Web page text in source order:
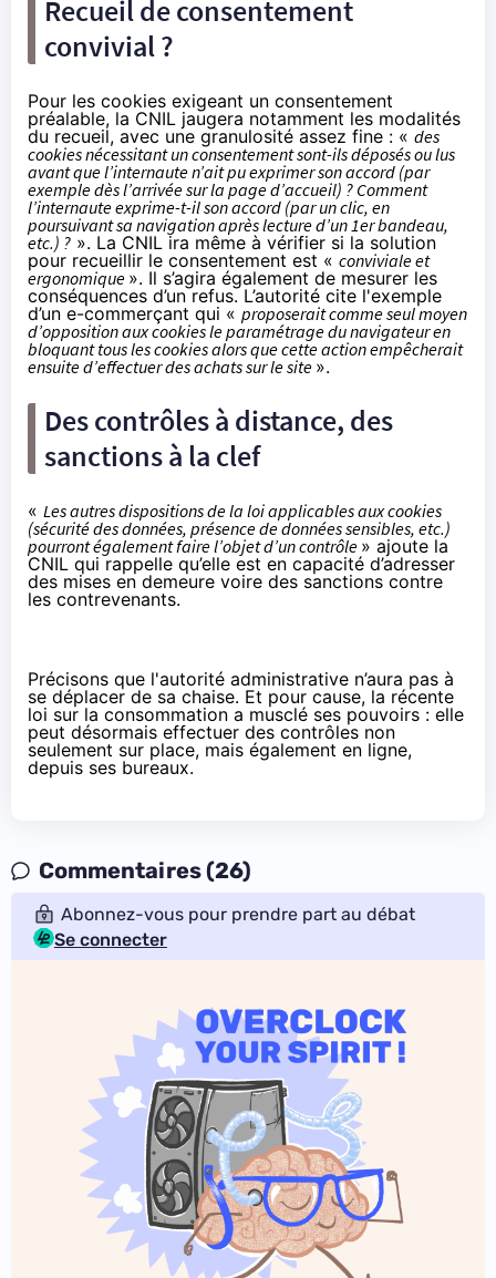
Recueil de consentement
convivial ?
Pour les cookies exigeant un consentement
préalable, la CNIL jaugera notamment les modalités
du recueil, avec une granulosité assez fine : « des
cookies nécessitant un consentement sont-ils déposés ou lus
avant que l’internaute n’ait pu exprimer son accord (par
exemple dès l’arrivée sur la page d’accueil) ? Comment
l’internaute exprime-t-il son accord (par un clic, en
poursuivant sa navigation après lecture d’un 1er bandeau,
etc.) ? ». La CNIL ira même à vérifier si la solution
pour recueillir le consentement est « conviviale et
ergonomique ». Il s’agira également de mesurer les
conséquences d’un refus. L’autorité cite l'exemple
d’un e-commerçant qui « proposerait comme seul moyen
d’opposition aux cookies le paramétrage du navigateur en
bloquant tous les cookies alors que cette action empêcherait
ensuite d’effectuer des achats sur le site ».
Des contrôles à distance, des
sanctions à la clef
« Les autres dispositions de la loi applicables aux cookies
(sécurité des données, présence de données sensibles, etc.)
pourront également faire l’objet d’un contrôle » ajoute la
CNIL qui rappelle qu’elle est en capacité d’adresser
des mises en demeure voire des sanctions contre
les contrevenants.
Précisons que l'autorité administrative n’aura pas à
se déplacer de sa chaise. Et pour cause, la récente
loi sur la consommation a musclé ses pouvoirs : elle
peut désormais effectuer des contrôles non
seulement sur place, mais également en ligne,
depuis ses bureaux.
Commentaires (26)
Abonnez-vous pour prendre part au débat
Se connecter